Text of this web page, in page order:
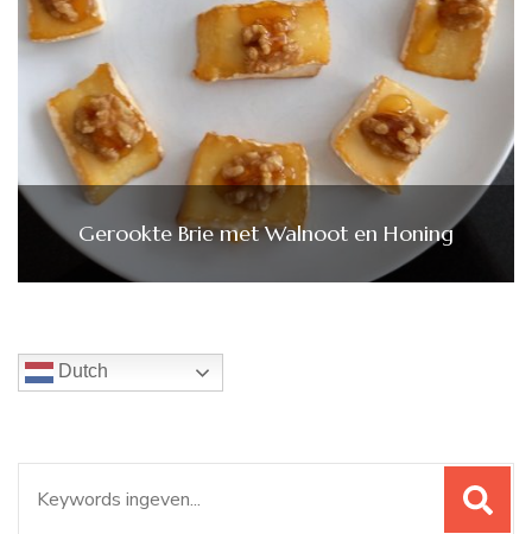
Gerookte Brie met Walnoot en Honing
Dutch
naar: